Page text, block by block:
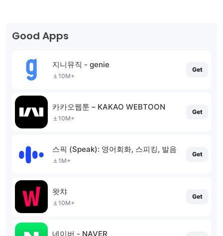
Good Apps
지니뮤직 - genie
10M+
Get
카카오웹툰 – KAKAO WEBTOON
10M+
Get
스픽 (Speak): 영어회화, 스피킹, 발음
1M+
Get
왓챠
10M+
Get
네이버 - NAVER